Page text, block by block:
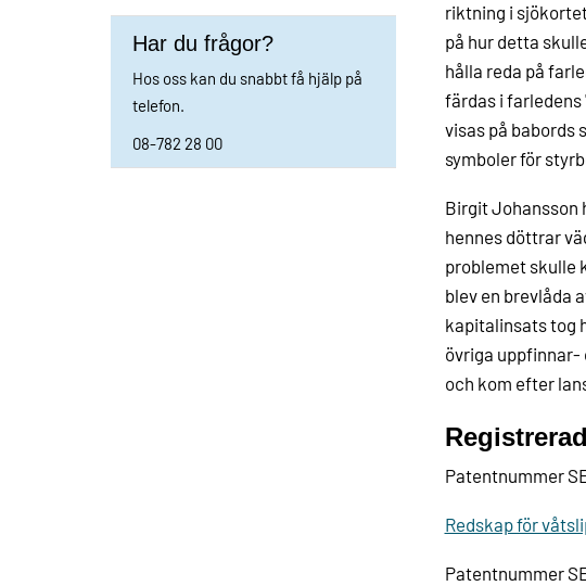
Har du frågor?
Hos oss kan du snabbt få hjälp på
telefon.
08-782 28 00
riktning i
på hur detta
hålla reda på
färdas i
visas på babords
symboler för
Birgit Johansson
hennes döttrar
problemet skulle
blev en brevlåda
kapitalinsats tog
övriga uppfinnar-
och kom efter
Patentnummer
Redskap för
Patentnummer